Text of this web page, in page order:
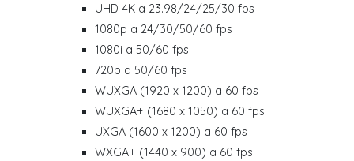
UHD 4K a 23.98/24/25/30 fps
1080p a 24/30/50/60 fps
1080i a 50/60 fps
720p a 50/60 fps
WUXGA (1920 x 1200) a 60 fps
WUXGA+ (1680 x 1050) a 60 fps
UXGA (1600 x 1200) a 60 fps
WXGA+ (1440 x 900) a 60 fps